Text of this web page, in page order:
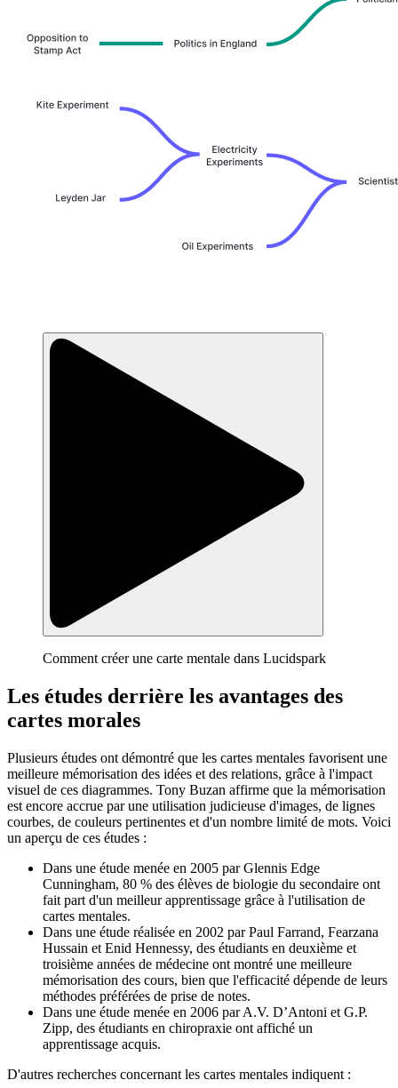
Comment créer une carte mentale dans Lucidspark
Les études derrière les avantages des
cartes morales
Plusieurs études ont démontré que les cartes mentales favorisent une
meilleure mémorisation des idées et des relations, grâce à l'impact
visuel de ces diagrammes. Tony Buzan affirme que la mémorisation
est encore accrue par une utilisation judicieuse d'images, de lignes
courbes, de couleurs pertinentes et d'un nombre limité de mots. Voici
un aperçu de ces études :
Dans une étude menée en 2005 par Glennis Edge
Cunningham, 80 % des élèves de biologie du secondaire ont
fait part d'un meilleur apprentissage grâce à l'utilisation de
cartes mentales.
Dans une étude réalisée en 2002 par Paul Farrand, Fearzana
Hussain et Enid Hennessy, des étudiants en deuxième et
troisième années de médecine ont montré une meilleure
mémorisation des cours, bien que l'efficacité dépende de leurs
méthodes préférées de prise de notes.
Dans une étude menée en 2006 par A.V. D’Antoni et G.P.
Zipp, des étudiants en chiropraxie ont affiché un
apprentissage acquis.
D'autres recherches concernant les cartes mentales indiquent :